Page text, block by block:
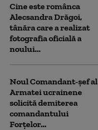
Cine este românca
Alecsandra Drăgoi,
tânăra care a realizat
fotografia oficială a
noului...
Noul Comandant-șef al
Armatei ucrainene
solicită demiterea
comandantului
Forțelor...